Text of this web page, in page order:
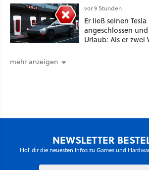
vor 9 Stunden
Er ließ seinen
angeschlossen
Urlaub: Als er zwei
mehr anzeigen
NEWSLETTER
Hol' dir die neuesten Infos zu Games und